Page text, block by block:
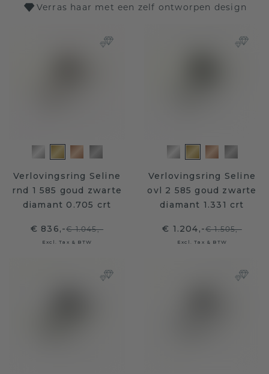
Verras haar met een zelf ontworpen design
Verlovingsring Seline
rnd 1 585 goud zwarte
diamant 0.705 crt
€ 836,-€ 1.045,-
Excl. Tax & BTW
Verlovingsring Seline
ovl 2 585 goud zwarte
diamant 1.331 crt
€ 1.204,-€ 1.505,-
Excl. Tax & BTW